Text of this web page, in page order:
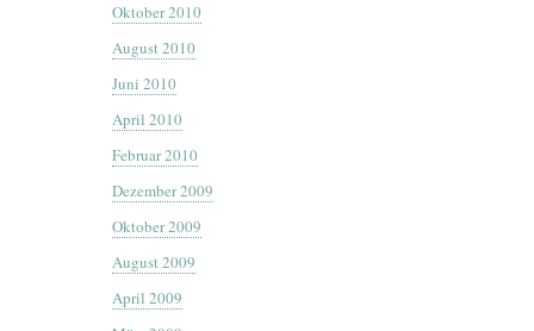
Oktober 2010
August 2010
Juni 2010
April 2010
Februar 2010
Dezember 2009
Oktober 2009
August 2009
April 2009